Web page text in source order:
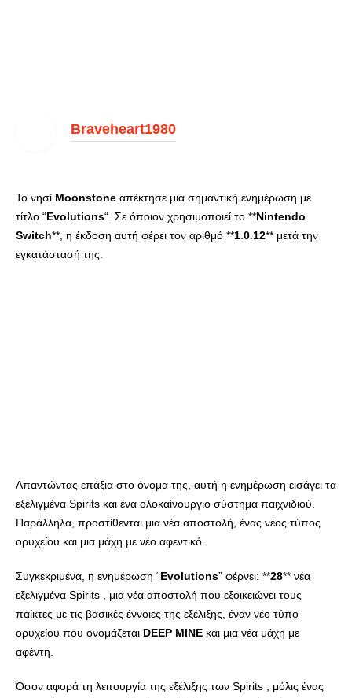
Braveheart1980
Το νησί Moonstone απέκτησε μια σημαντική ενημέρωση με
τίτλο “Evolutions“. Σε όποιον χρησιμοποιεί το **Nintendo
Switch**, η έκδοση αυτή φέρει τον αριθμό **1 0 12** μετά την
εγκατάστασή της.
Απαντώντας επάξια στο όνομα της, αυτή η ενημέρωση εισάγει τα
εξελιγμένα Spirits και ένα ολοκαίνουργιο σύστημα παιχνιδιού.
Παράλληλα, προστίθενται μια νέα αποστολή, ένας νέος τύπος
ορυχείου και μια μάχη με νέο αφεντικό.
Συγκεκριμένα, η ενημέρωση “Evolutions” φέρνει: **28** νέα
εξελιγμένα Spirits , μια νέα αποστολή που εξοικειώνει τους
παίκτες με τις βασικές έννοιες της εξέλιξης, έναν νέο τύπο
ορυχείου που ονομάζεται DEEP MINE και μια νέα μάχη με
αφέντη.
Όσον αφορά τη λειτουργία της εξέλιξης των Spirits , μόλις ένας